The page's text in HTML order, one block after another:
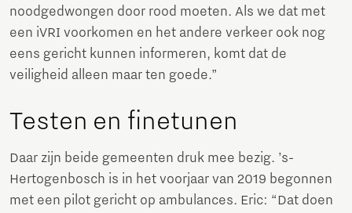
noodgedwongen door rood moeten. Als we dat met
een iVRI voorkomen en het andere verkeer ook nog
eens gericht kunnen informeren, komt dat de
veiligheid alleen maar ten goede.”
Testen en finetunen
Daar zijn beide gemeenten druk mee bezig. ’s-
Hertogenbosch is in het voorjaar van 2019 begonnen
met een pilot gericht op ambulances. Eric: “Dat doen